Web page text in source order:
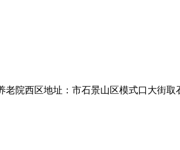
老院西区地址：市石景山区模式口大街取